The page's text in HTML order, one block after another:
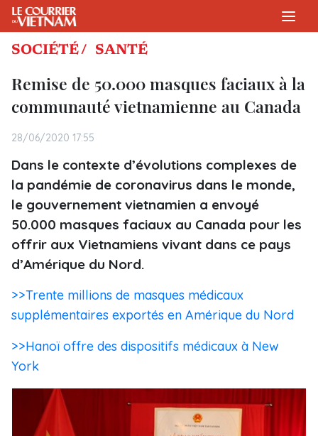
SOCIÉTÉ / SANTÉ
Remise de 50.000 masques faciaux à la
communauté vietnamienne au Canada
28/06/2020 17:55
Dans le contexte d’évolutions complexes de
la pandémie de coronavirus dans le monde,
le gouvernement vietnamien a envoyé
50.000 masques faciaux au Canada pour les
offrir aux Vietnamiens vivant dans ce pays
d’Amérique du Nord.
>>Trente millions de masques médicaux
supplémentaires exportés en Amérique du Nord
>>Hanoï offre des dispositifs médicaux à New
York